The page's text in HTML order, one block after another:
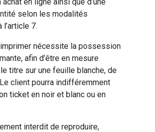
selon les modalités
l’article 7.
nécessite la possession
afin d’être en mesure
titre sur une feuille blanche, de
client pourra indifféremment
ticket en noir et blanc ou en
interdit de reproduire,